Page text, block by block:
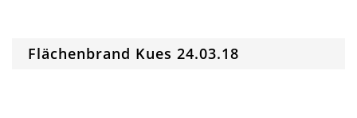
Flächenbrand Kues 24.03.18